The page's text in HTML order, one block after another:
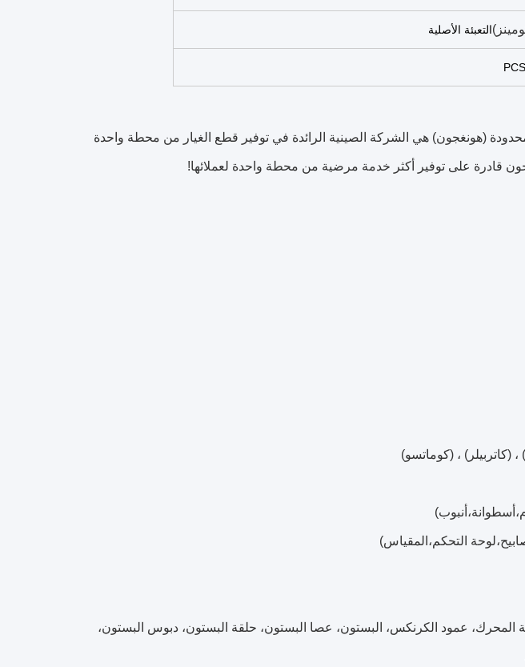
التعبئة الأصلية
(هونغجون) هي الشركة الصينية الرائدة في توفير قطع الغيار من محطة واحدة
جون قادرة على توفير أكثر خدمة مرضية من محطة واحدة لعملائها!
عمود الكرنكس، البستون، عصا البستون، حلقة البستون، دبوس البستون،